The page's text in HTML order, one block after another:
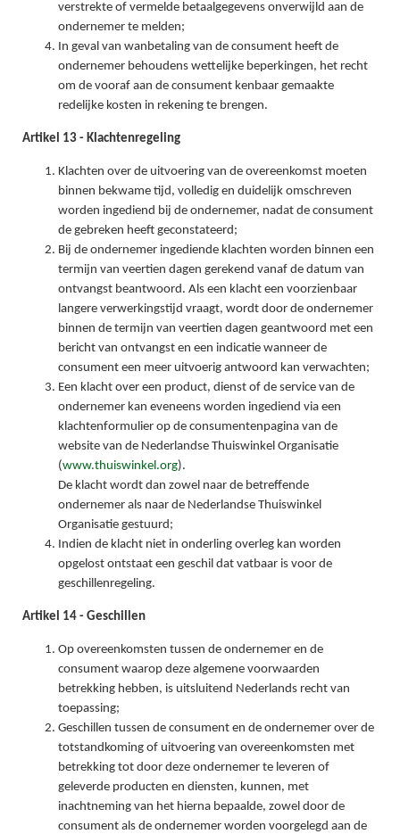
verstrekte of vermelde betaalgegevens onverwijld aan de
ondernemer te melden;
In geval van wanbetaling van de consument heeft de
ondernemer behoudens wettelijke beperkingen, het recht
om de vooraf aan de consument kenbaar gemaakte
redelijke kosten in rekening te brengen.
Artikel 13 - Klachtenregeling
Klachten over de uitvoering van de overeenkomst moeten
binnen bekwame tijd, volledig en duidelijk omschreven
worden ingediend bij de ondernemer, nadat de consument
de gebreken heeft geconstateerd;
Bij de ondernemer ingediende klachten worden binnen een
termijn van veertien dagen gerekend vanaf de datum van
ontvangst beantwoord. Als een klacht een voorzienbaar
langere verwerkingstijd vraagt, wordt door de ondernemer
binnen de termijn van veertien dagen geantwoord met een
bericht van ontvangst en een indicatie wanneer de
consument een meer uitvoerig antwoord kan verwachten;
Een klacht over een product, dienst of de service van de
ondernemer kan eveneens worden ingediend via een
klachtenformulier op de consumentenpagina van de
website van de Nederlandse Thuiswinkel Organisatie
(www.thuiswinkel.org).
De klacht wordt dan zowel naar de betreffende
ondernemer als naar de Nederlandse Thuiswinkel
Organisatie gestuurd;
Indien de klacht niet in onderling overleg kan worden
opgelost ontstaat een geschil dat vatbaar is voor de
geschillenregeling.
Artikel 14 - Geschillen
Op overeenkomsten tussen de ondernemer en de
consument waarop deze algemene voorwaarden
betrekking hebben, is uitsluitend Nederlands recht van
toepassing;
Geschillen tussen de consument en de ondernemer over de
totstandkoming of uitvoering van overeenkomsten met
betrekking tot door deze ondernemer te leveren of
geleverde producten en diensten, kunnen, met
inachtneming van het hierna bepaalde, zowel door de
consument als de ondernemer worden voorgelegd aan de